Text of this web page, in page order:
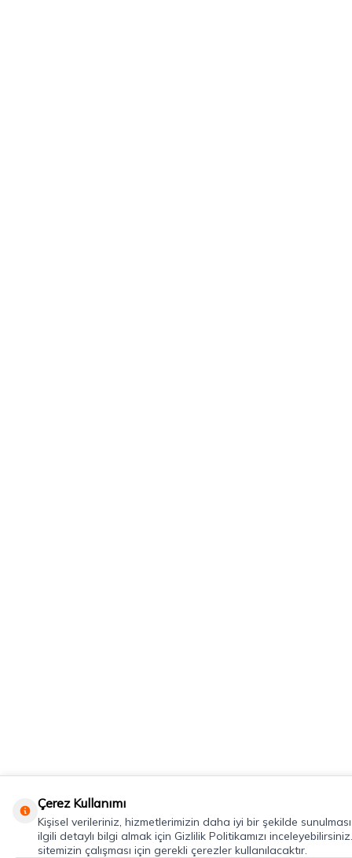
Çerez Kullanımı
Kişisel verileriniz, hizmetlerimizin daha iyi bir şekilde
ilgili detaylı bilgi almak için Gizlilik Politikamızı
sitemizin çalışması için gerekli çerezler kullanılacaktır.